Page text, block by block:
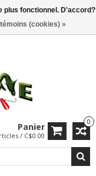
0
Panier
/ C$0.00
plus fonctionnel. D'accord?
(cookies) »